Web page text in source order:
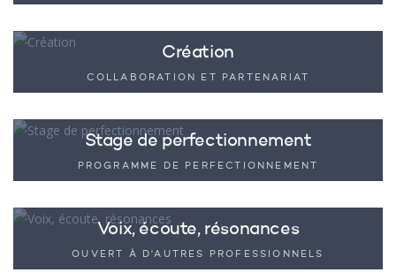
Création
COLLABORATION ET PARTENARIAT
Stage de perfectionnement
PROGRAMME DE PERFECTIONNEMENT
Voix, écoute, résonances
OUVERT À D'AUTRES PROFESSIONNELS